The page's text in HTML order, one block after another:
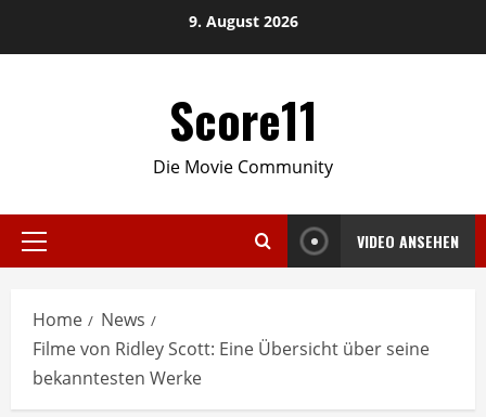
9. August 2026
Score11
Die Movie Community
Primary
VIDEO ANSEHEN
Home
News
Filme von Ridley Scott: Eine Übersicht über seine
bekanntesten Werke